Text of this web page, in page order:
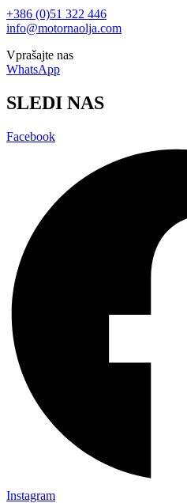
+386 (0)51 322 446
info@motornaolja.com
Vprašajte nas
WhatsApp
SLEDI NAS
Facebook
Instagram